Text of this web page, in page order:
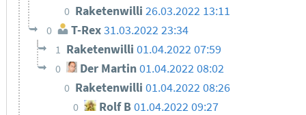
0 Raketenwilli26.03.2022 13:11
0 T-Rex 31.03.2022 23:34
1 Raketenwilli 01.04.2022 07:59
0 Der Martin01.04.2022 08:02
0 Raketenwilli01.04.2022 08:26
0 Rolf B01.04.2022 09:27